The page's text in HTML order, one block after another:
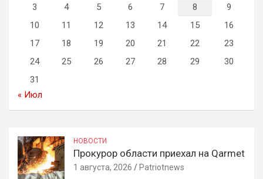
3
4 5 6 7 8
9
10
11 12 13 14 15
16
17
18 19 20 21 22
23
24
25 26 27 28 29
30
31
« Июл
НОВОСТИ
Прокурор области приехал на Qarmet
1 августа, 2026 Patriotnews